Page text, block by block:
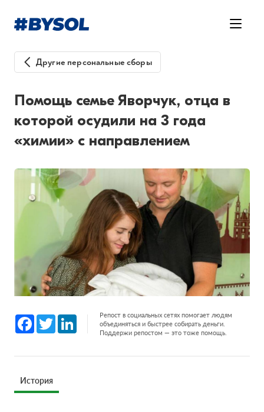
Другие персональные сборы
Помощь семье Яворчук, отца в
которой осудили на 3 года
«химии» с направлением
Facebook
Twitter LinkedInРепост в социальных сетях помогает людям
объединяться и быстрее собирать деньги.
Поддержи репостом — это тоже помощь.
История